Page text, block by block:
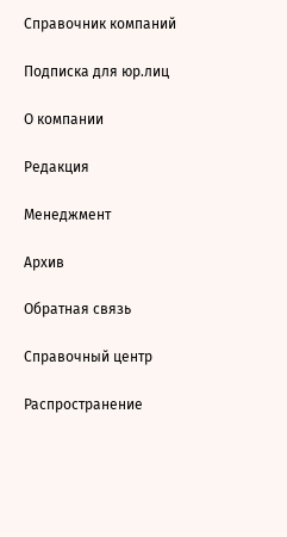
Справочник компаний
Подписка для юр.лиц
О компании
Редакция
Менеджмент
Архив
Обратная связь
Справочный центр
Распространение